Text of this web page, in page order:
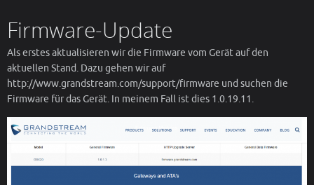
Firmware-Update
Als erstes aktualisieren wir die Firmware vom Gerät auf den
aktuellen Stand. Dazu gehen wir auf
http://www.grandstream.com/support/firmware und suchen die
Firmware für das Gerät. In meinem Fall ist dies 1.0.19.11.